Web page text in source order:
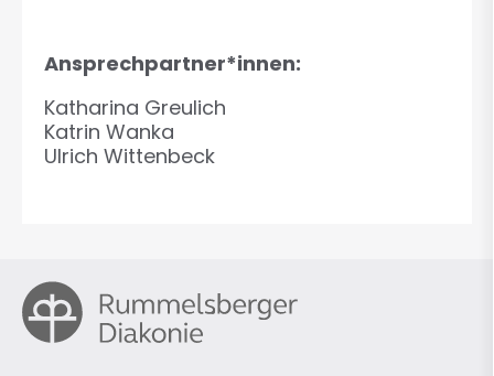
Ansprechpartner*innen:
Katharina Greulich
Katrin Wanka
Ulrich Wittenbeck